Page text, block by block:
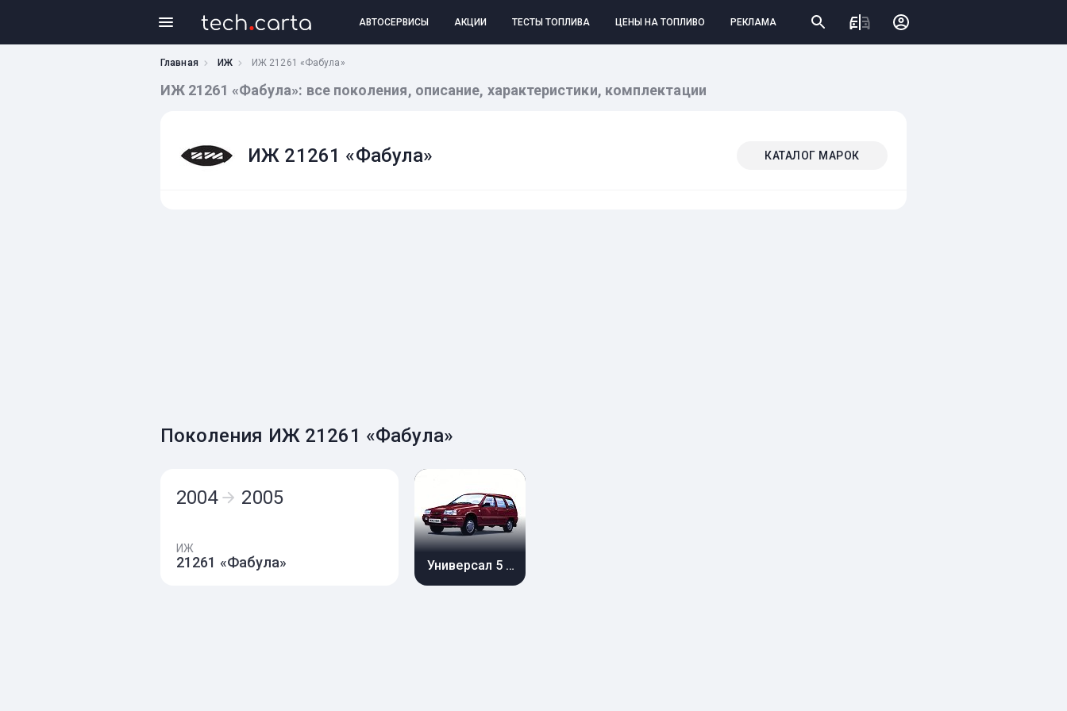
АВТОСЕРВИСЫ АКЦИИ ТЕСТЫ ТОПЛИВА ЦЕНЫ НА ТОПЛИВО РЕКЛАМА
Главная ИЖ ИЖ 21261 «Фабула»
ИЖ 21261 «Фабула»: все поколения, описание, характеристики, комплектации
ИЖ 21261 «Фабула» КАТАЛОГ МАРОК
Поколения ИЖ 21261 «Фабула»
2004 2005
ИЖ
21261 «Фабула» Универсал 5 дв.